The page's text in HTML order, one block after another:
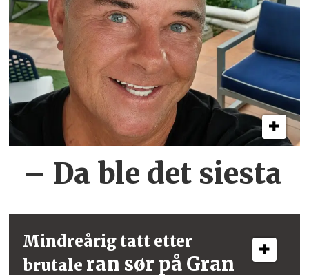
– Da ble det siesta
Mindreårig tatt etter
brutale ran sør på Gran